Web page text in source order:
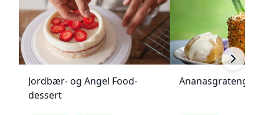
Jordbær- og Angel Food-
dessert
Ananasgrateng